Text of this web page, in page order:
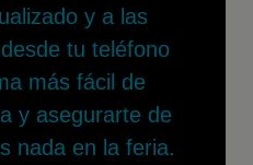
y a las
tu teléfono
más fácil de
y asegurarte de
nada en la feria.